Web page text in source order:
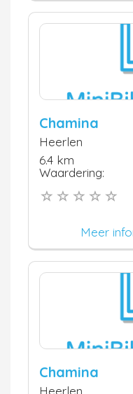
Chamina
Heerlen
6.4 km
Waardering:
Meer
Chamina
Heerlen